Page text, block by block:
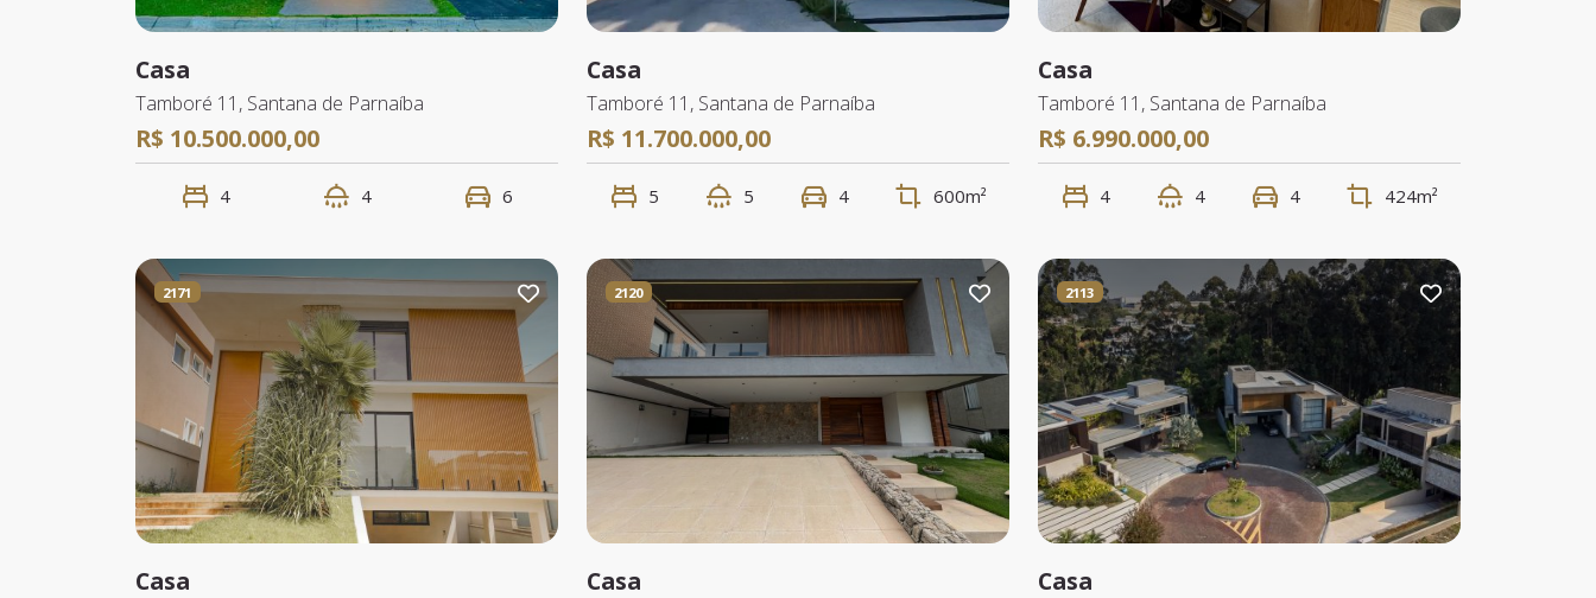
Casa
Tamboré 11, Santana de Parnaíba
R$ 10.500.000,00
4 4 6
Casa
Tamboré 11, Santana de Parnaíba
R$ 11.700.000,00
5 5 4 600m²
Casa
Tamboré 11, Santana de Parnaíba
R$ 6.990.000,00
4 4 4 424m²
2171
Casa
2120
Casa
2113
Casa